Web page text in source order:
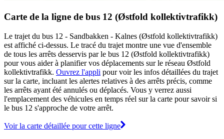
Carte de la ligne de bus 12 (Østfold kollektivtrafikk)
Le trajet du bus 12 - Sandbakken - Kalnes (Østfold kollektivtrafikk)
est affiché ci-dessus. Le tracé du trajet montre une vue d'ensemble
de tous les arrêts desservis par le bus 12 (Østfold kollektivtrafikk)
pour vous aider à planifier vos déplacements sur le réseau Østfold
kollektivtrafikk. Ouvrez l'appli pour voir les infos détaillées du trajet
sur la carte, incluant les alertes relatives à des arrêts précis, comme
les arrêts ayant été annulés ou déplacés. Vous y verrez aussi
l'emplacement des véhicules en temps réel sur la carte pour savoir si
le bus 12 s'approche de votre arrêt.
Voir la carte détaillée pour cette ligne